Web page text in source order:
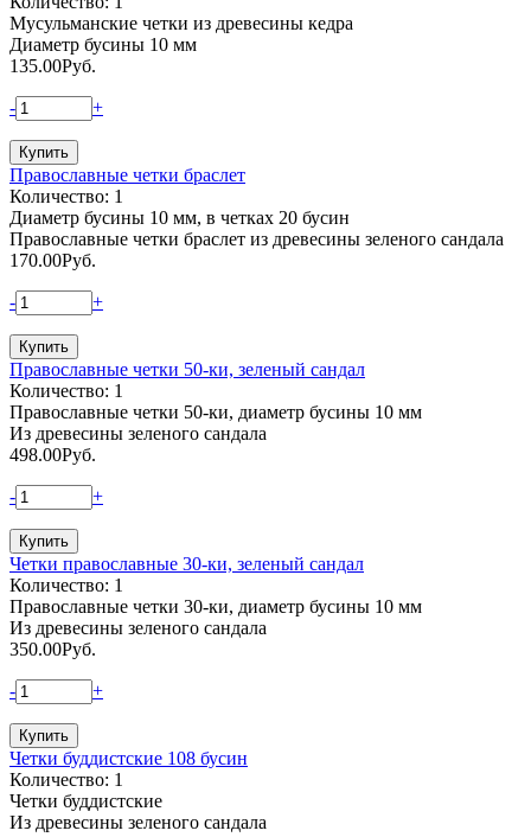
Мусульманские четки из древесины кедра
Диаметр бусины 10 мм
135.00Руб.
- +
Православные четки браслет
Количество: 1
Диаметр бусины 10 мм, в четках 20 бусин
Православные четки браслет из древесины зеленого сандала
170.00Руб.
- +
Православные четки 50-ки, зеленый сандал
Количество: 1
Православные четки 50-ки, диаметр бусины 10 мм
Из древесины зеленого сандала
498.00Руб.
- +
Четки православные 30-ки, зеленый сандал
Количество: 1
Православные четки 30-ки, диаметр бусины 10 мм
Из древесины зеленого сандала
350.00Руб.
- +
Четки буддистские 108 бусин
Количество: 1
Четки буддистские
Из древесины зеленого сандала